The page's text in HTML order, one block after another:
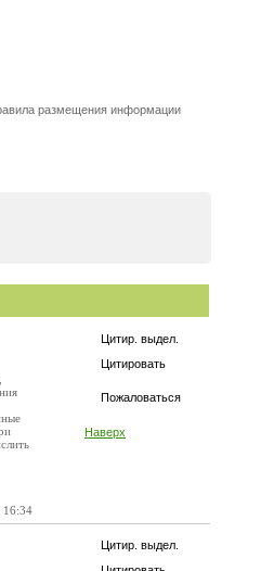
размещения информации
Цитир. выдел.
Цитировать
Пожаловаться
Наверх
16:34
Цитир. выдел.